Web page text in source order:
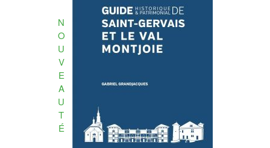
N
O
U
V
E
A
U
T
É